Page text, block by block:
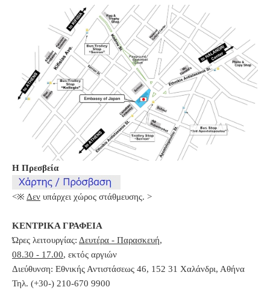
Η Πρεσβεία
<※ Δεν υπάρχει χώρος στάθμευσης. >
ΚΕΝΤΡΙΚΑ ΓΡΑΦΕΙΑ
Ώρες λειτουργίας: Δευτέρα - Παρασκευή,
08.30 - 17.00, εκτός αργιών
Διεύθυνση: Εθνικής Αντιστάσεως 46, 152 31 Χαλάνδρι, Αθήνα
Τηλ. (+30-) 210-670 9900